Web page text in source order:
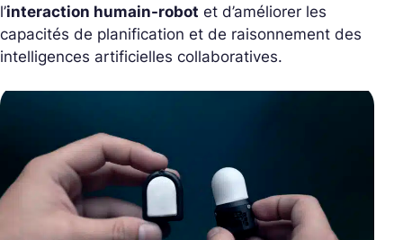
l’interaction humain-robot et d’améliorer les
capacités de planification et de raisonnement des
intelligences artificielles collaboratives.